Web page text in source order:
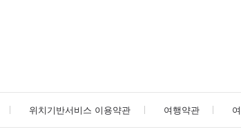
위치기반서비스 이용약관 여행약관